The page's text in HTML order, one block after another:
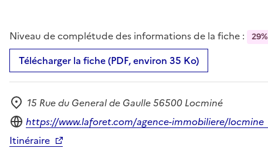
Niveau de complétude des informations de la fiche : 29%
Télécharger la fiche (PDF, environ 35 Ko)
Adresse
15 Rue du General de Gaulle 56500 Locminé
Site internet
https://www.laforet.com/agence-immobiliere/locmine
Itinéraire